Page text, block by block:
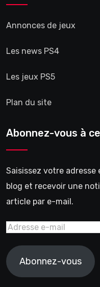
Annonces de jeux
Les news PS4
Les jeux PS5
Plan du site
Abonnez-vous à
Saisissez votre adresse
blog et recevoir une
article par e-mail.
Abonnez-vous